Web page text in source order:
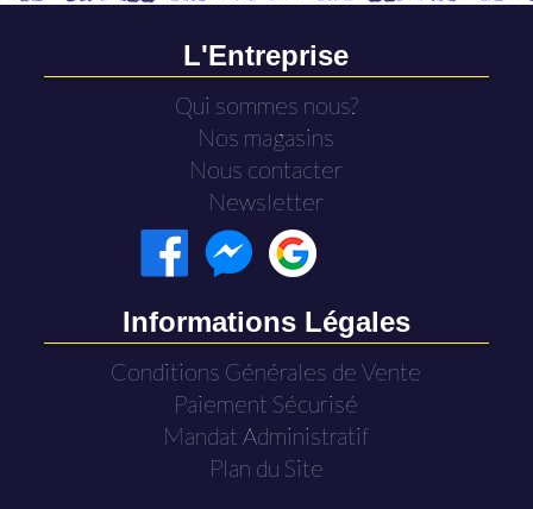
L'Entreprise
Qui sommes nous?
Nos magasins
Nous contacter
Newsletter
Informations Légales
Conditions Générales de Vente
Paiement Sécurisé
Mandat Administratif
Plan du Site